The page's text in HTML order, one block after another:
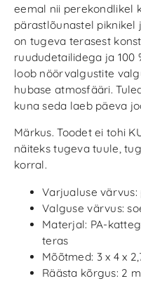
eemal nii perekondlikel
pärastlõunastel piknikel
on tugeva terasest
ruududetailidega ja 100
loob nöörvalgustite
hubase atmosfääri.
kuna seda laeb päeva
Märkus. Toodet ei tohi
näiteks tugeva tuule,
korral.
Varjualuse
Valguse värvus:
Materjal: PA-
teras
Mõõtmed: 3 x 4 x
Räästa kõrgus: 2 m